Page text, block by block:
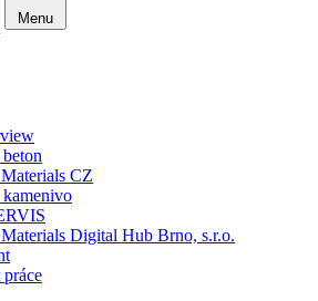
Menu
CZ
Digital Hub Brno, s.r.o.
práce